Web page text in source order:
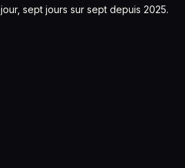
sept jours sur sept depuis 2025.